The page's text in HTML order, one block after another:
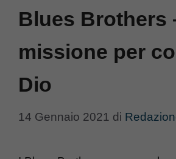
Blues Brothers
missione per
Dio
14 Gennaio 2021 di